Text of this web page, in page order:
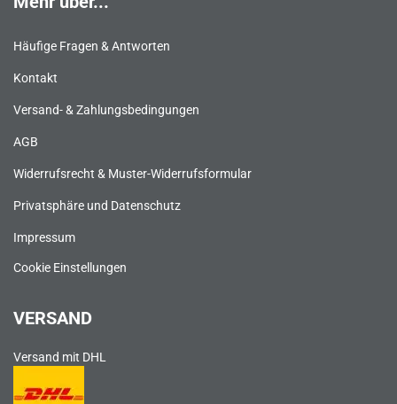
Häufige Fragen & Antworten
Kontakt
Versand- & Zahlungsbedingungen
AGB
Widerrufsrecht & Muster-Widerrufsformular
Privatsphäre und Datenschutz
Impressum
Cookie Einstellungen
VERSAND
Versand mit DHL